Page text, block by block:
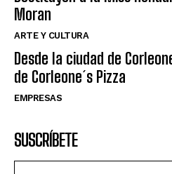
Moran
ARTE Y CULTURA
Desde la ciudad de
de Corleone´s Pizza
EMPRESAS
SUSCRÍBETE